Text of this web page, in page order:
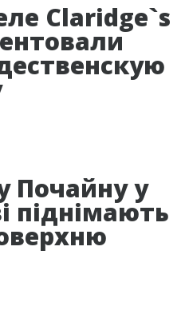
Claridge`s
Почайну у
піднімають